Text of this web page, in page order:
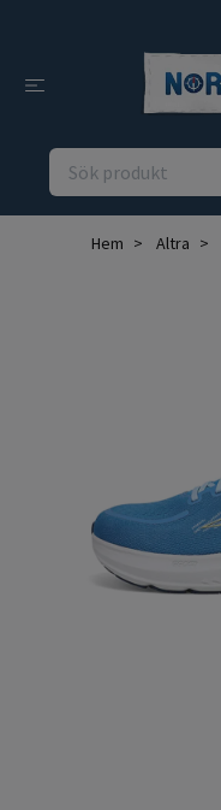
Hem Altra